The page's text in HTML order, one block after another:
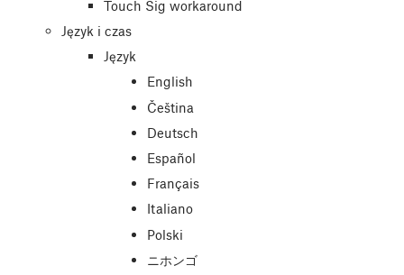
Touch Sig workaround
Język i czas
Język
English
Čeština
Deutsch
Español
Français
Italiano
Polski
ニホンゴ